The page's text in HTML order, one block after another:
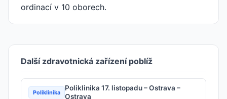
ordinací v 10 oborech.
Další zdravotnická zařízení poblíž
Poliklinika
Poliklinika 17. listopadu – Ostrava –
Ostrava